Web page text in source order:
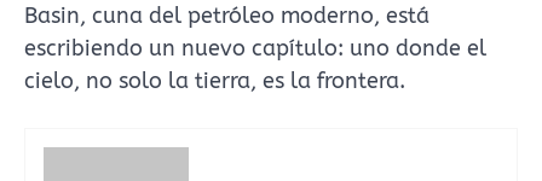
Basin, cuna del petróleo moderno, está
escribiendo un nuevo capítulo: uno donde el
cielo, no solo la tierra, es la frontera.